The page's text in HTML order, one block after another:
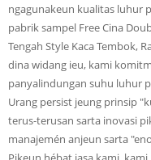
ngagunakeun kualitas luhur
pabrik sampel Free Cina
Tengah Style Kaca Tembok,
dina widang ieu, kami
panyalindungan suhu luhur
Urang persist jeung prinsip
terus-terusan sarta inovasi
manajemén anjeun sarta